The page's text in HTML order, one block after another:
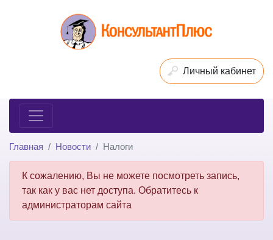
Личный кабинет
Главная Новости Налоги
К сожалению, Вы не можете посмотреть запись,
так как у вас нет доступа. Обратитесь к
администраторам сайта